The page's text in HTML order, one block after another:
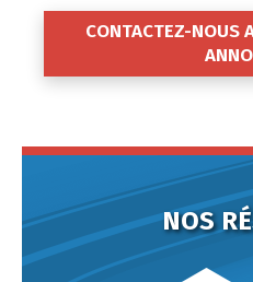
CONTACTEZ-NOUS
NOS